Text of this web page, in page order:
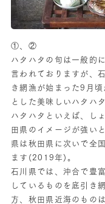
①、②
ハタハタの旬は一般的
言われておりますが、
き網漁が始まった9月
とした美味しいハタハ
ハタハタといえば、し
田県のイメージが強い
県は秋田県に次いで全
ます(2019年)。
石川県では、沖合で豊
しているものを底引き
方、秋田県近海のもの